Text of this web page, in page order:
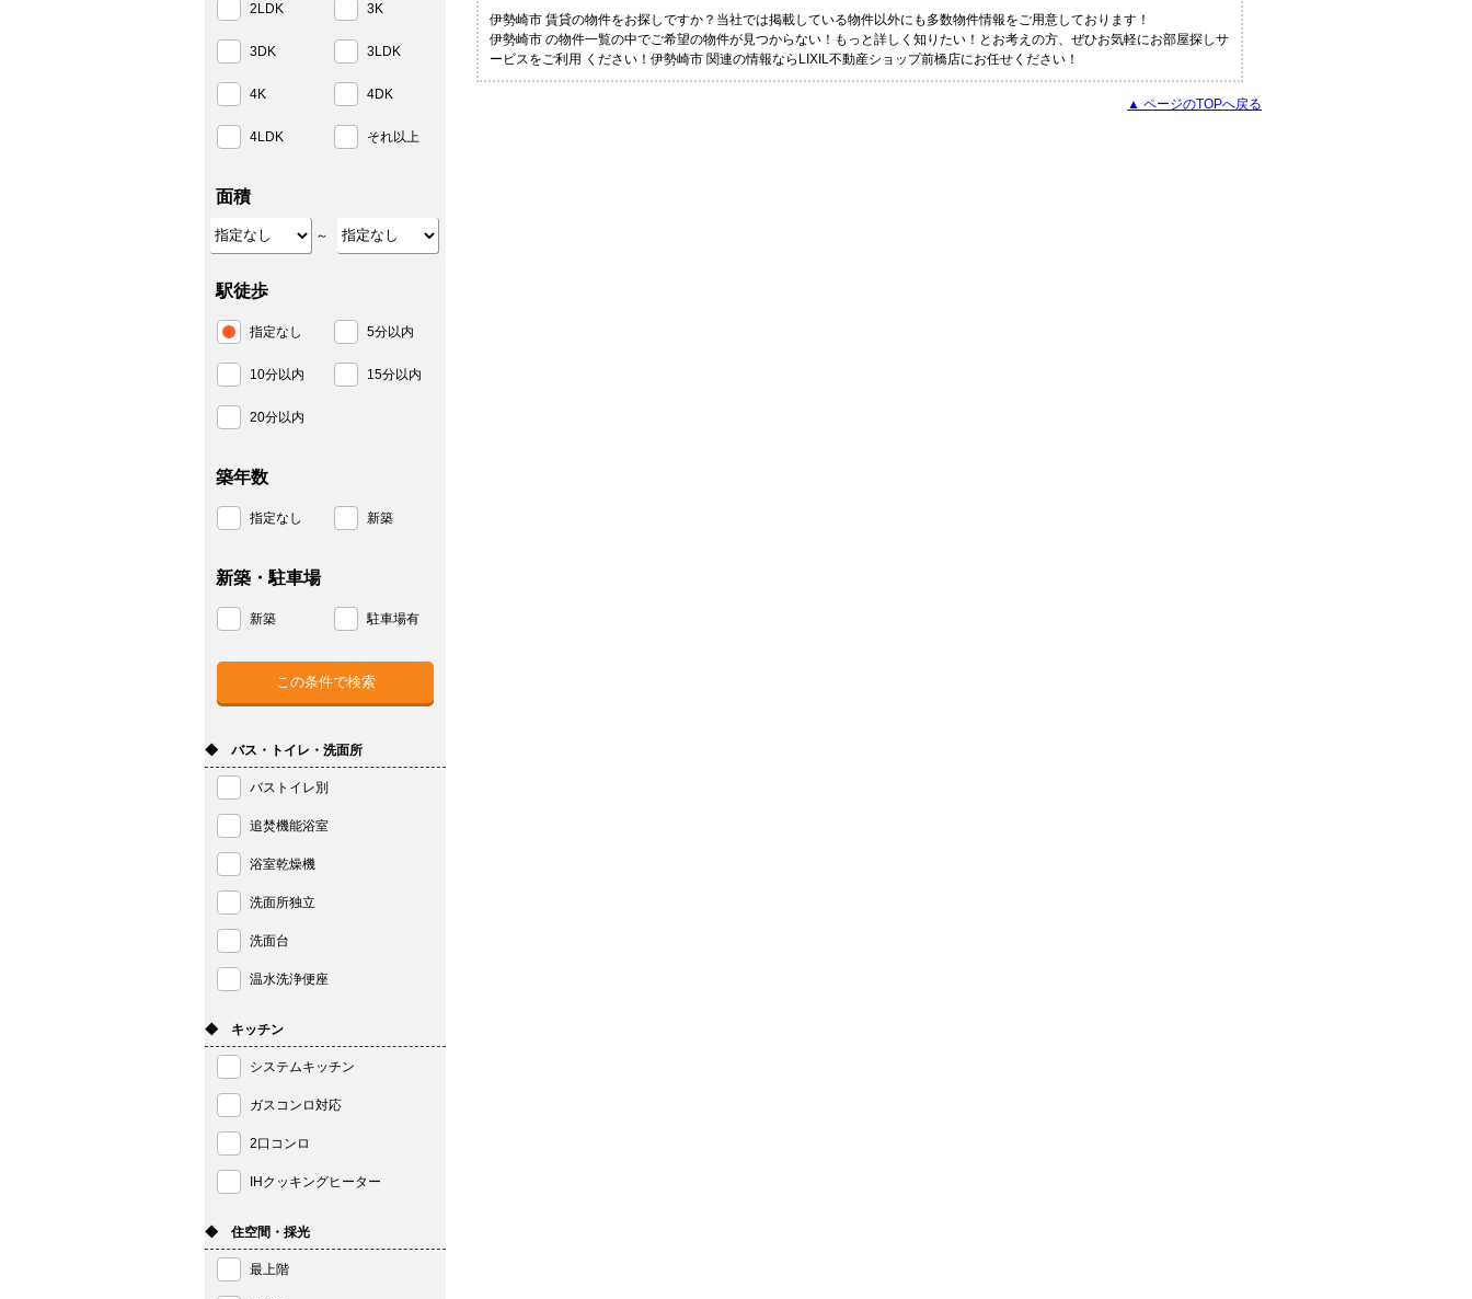
伊勢崎市 賃貸の物件をお探しですか？当社では掲載している物件以外にも多数物件情報をご用意しております！
伊勢崎市 の物件一覧の中でご希望の物件が見つからない！もっと詳しく知りたい！とお考えの方、ぜひお気軽にお部屋探しサ
ービスをご利用 ください！伊勢崎市 関連の情報ならLIXIL不動産ショップ前橋店にお任せください！
▲ ページのTOPへ戻る
2LDK 3K
3DK 3LDK
4K 4DK
4LDK それ以上
面積
～
駅徒歩
指定なし 5分以内
10分以内 15分以内
20分以内
築年数
指定なし 新築
新築・駐車場
新築 駐車場有
◆ バス・トイレ・洗面所
バストイレ別
追焚機能浴室
浴室乾燥機
洗面所独立
洗面台
温水洗浄便座
◆ キッチン
システムキッチン
ガスコンロ対応
2口コンロ
IHクッキングヒーター
◆ 住空間・採光
最上階